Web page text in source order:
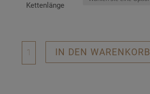
Kettenlänge
Rosenquarz
Menge
IN DEN WARENKORB